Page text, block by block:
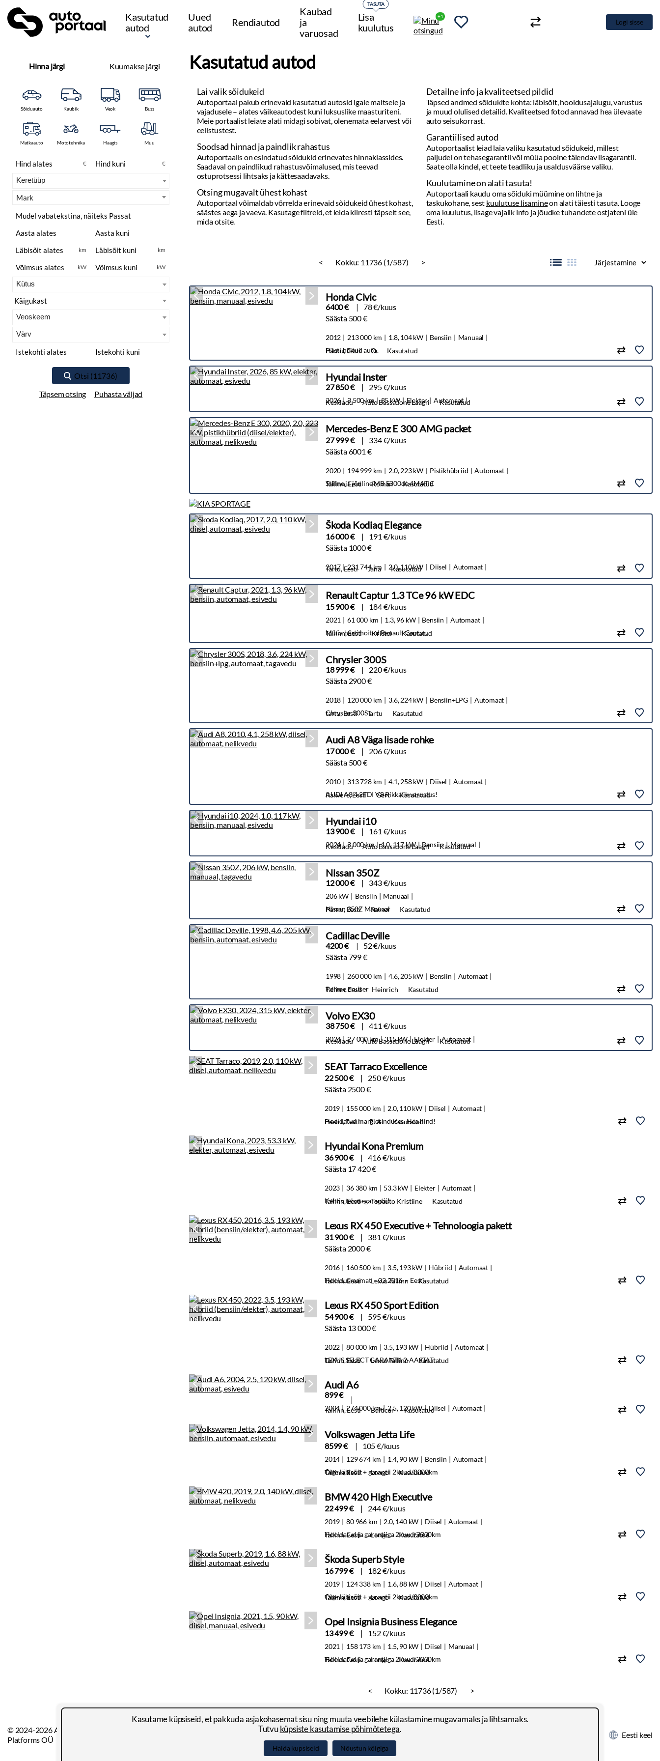
Kasutatud
autod
Uued
autod
Rendiautod
Kaubad
ja
varuosad
Lisa
kuulutus
TASUTA
+1
Logi sisse
Hinna järgi Kuumakse järgi
Sõiduauto Kaubik Veok Buss
Matkaauto Mototehnika Haagis Muu
€ €
Mark
km km
kW kW
Täpsem otsing Puhasta väljad
Kasutatud autod
Lai valik sõidukeid
Meie portaalist leiate alati midagi sobivat, olenemata eelarvest või
eelistustest.
Soodsad hinnad ja paindlik rahastus
Autoportaalis on esindatud sõidukid erinevates hinnaklassides.
Saadaval on paindlikud rahastusvõimalused, mis teevad
ostuprotsessi lihtsaks ja kättesaadavaks.
Otsing mugavalt ühest kohast
Autoportaal võimaldab võrrelda erinevaid sõidukeid ühest kohast,
säästes aega ja vaeva. Kasutage filtreid, et leida kiiresti täpselt see,
Garantiilised autod
Autoportaalist leiad laia valiku kasutatud sõidukeid, millest
paljudel on tehasegarantii või müüa poolne täiendav lisagarantii.
Autoportaali kaudu oma sõiduki müümine on lihtne ja
taskukohane, sestkuulutuse lisamine
on alati täiesti tasuta. Looge
oma kuulutus, lisage vajalik info ja jõudke tuhandete ostjateni üle
Eesti.
< Kokku: 11736 (1/587) >
Honda Civic
6400 €
78 €/kuus
Säästa 500 €
2012 213 000 km 1.8, 104 kW Bensiin
Manuaal
Hästi hoitud auto.
Pärnu, Eesti O. Kasutatud
Hyundai Inster
27 850 € 295 €/kuus
2026 3 500 km 85 kW Elekter Automaat
Keskladu Auto Bassadone Laagri Kasutatud
Mercedes-Benz E 300 AMG packet
27 999 €
334 €/kuus
Säästa 6001 €
2020 194 999 km 2.0, 223 kW Pistikhübriid
Automaat
Stiilne ja jõuline MB E300de 4MATIC
Tallinn, Eesti Roman Kasutatud
Škoda Kodiaq Elegance
16 000 €
191 €/kuus
Säästa 1000 €
2017 231 744 km 2.0, 110 kW Diisel Automaat
Tartu, Eesti Jana Kasutatud
Renault Captur 1.3 TCe 96 kW EDC
15 900 € 184 €/kuus
2021 61 000 km 1.3, 96 kW Bensiin
Automaat
Müüa hästi hoitud Renault Captur.
Tallinn, Eesti Kristel Kasutatud
Chrysler 300S
18 999 €
220 €/kuus
Säästa 2900 €
2018 120 000 km 3.6, 224 kW Bensiin+LPG
Automaat
Chrysler 300S
tartu, Eesti Tartu Kasutatud
Audi A8 Väga lisade rohke
17 000 €
206 €/kuus
Säästa 500 €
2010 313 728 km 4.1, 258 kW Diisel
Automaat
AUDI A8 4.2TDI V8 Rikkalik varustus!
Rakvere, Eesti Gert Kasutatud
Hyundai i10
13 900 € 161 €/kuus
2024 3 000 km 1.0, 117 kW Bensiin Manuaal
Keskladu Auto Bassadone Laagri Kasutatud
Nissan 350Z
12 000 € 343 €/kuus
206 kW Bensiin
Manuaal
Nissan 350Z Manuaal
Pärnu, Eesti Rainer Kasutatud
Cadillac Deville
4200 €
52 €/kuus
Säästa 799 €
1998 260 000 km 4.6, 205 kW Bensiin
Automaat
Pehme cruiser
Tallinn, Eesti Heinrich Kasutatud
Volvo EX30
38 750 € 411 €/kuus
2024 27 000 km 315 kW Elekter Automaat
Keskladu Auto Bassadone Laagri Kasutatud
SEAT Tarraco Excellence
22 500 €
250 €/kuus
Säästa 2500 €
2019 155 000 km 2.0, 110 kW Diisel
Automaat
Hooldatud margiesinduses. Hea hind!
Peetri, Eesti R. A. Kasutatud
Hyundai Kona Premium
36 900 €
416 €/kuus
Säästa 17 420 €
2023 36 380 km 53.3 kW Elekter
Automaat
Kehtiv tehasegarantii!
Tallinn, Eesti Topauto Kristiine Kasutatud
Lexus RX 450 Executive + Tehnoloogia pakett
31 900 €
381 €/kuus
Säästa 2000 €
2016 160 500 km 3.5, 193 kW Hübriid
Automaat
Hooldusraamat · 02.2016 · Eesti
Tallinn, Eesti Lexus Tallinn Kasutatud
Lexus RX 450 Sport Edition
54 900 €
595 €/kuus
Säästa 13 000 €
2022 80 000 km 3.5, 193 kW Hübriid
Automaat
LEXUS SELECT GARANTII 2-AASTAT
Tallinn, Eesti Lexus Tallinn Kasutatud
Audi A6
899 €
2004 274 000 km 2.5, 120 kW Diisel Automaat
Tallinn, Eesti Balticar Kasutatud
Volkswagen Jetta Life
8599 € 105 €/kuus
2014 129 674 km 1.4, 90 kW Bensiin
Automaat
Õige läbisõit + garantii 2kuud/3000km
Tallinn, Eesti Longo Kasutatud
BMW 420 High Executive
22 499 € 244 €/kuus
2019 80 966 km 2.0, 140 kW Diisel
Automaat
Hooldatud ja garantiiga 2kuud/3000km
Tallinn, Eesti Longo Kasutatud
Škoda Superb Style
16 799 € 182 €/kuus
2019 124 338 km 1.6, 88 kW Diisel
Automaat
Õige läbisõit + garantii 2kuud/3000km
Tallinn, Eesti Longo Kasutatud
Opel Insignia Business Elegance
13 499 € 152 €/kuus
2021 158 173 km 1.5, 90 kW Diisel
Manuaal
Hooldatud ja garantiiga 2kuud/3000km
Tallinn, Eesti Longo Kasutatud
< Kokku: 11736 (1/587) >
© 2024-2026 Autoportal
Platforms OÜ
Kasutustingimused Privaatsuspoliitika Küpsised Eesti keel
Facebook LinkedIn YouTube
Kasutame küpsiseid, et pakkuda asjakohasemat sisu ning muuta veebilehe külastamine mugavamaks ja lihtsamaks.
Tutvuküpsiste kasutamise põhimõtetega.
Halda küpsiseid Nõustun kõigiga